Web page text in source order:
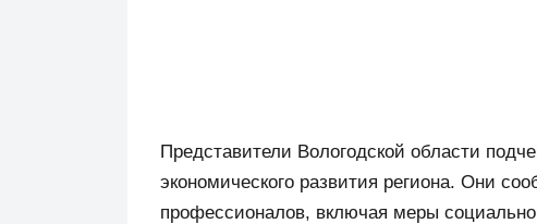
Представители Вологодской области
экономического развития региона. Они
профессионалов, включая меры